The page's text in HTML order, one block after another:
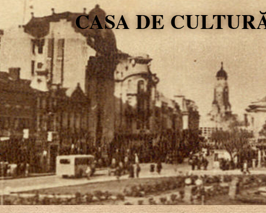
CASA DE